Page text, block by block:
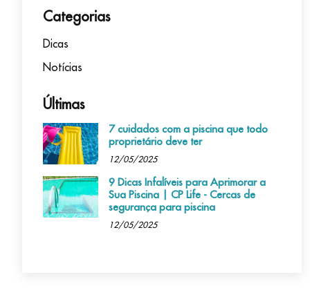
Categorias
Dicas
Notícias
Últimas
7 cuidados com a piscina que todo
proprietário deve ter
12/05/2025
9 Dicas Infalíveis para Aprimorar a
Sua Piscina | CP Life - Cercas de
segurança para piscina
12/05/2025